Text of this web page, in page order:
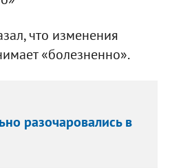
что изменения
«болезненно».
разочаровались в